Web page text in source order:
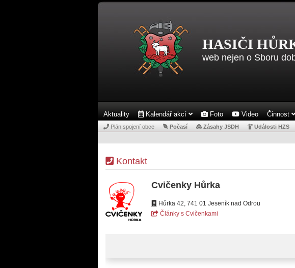
HASIČI
web nejen o Sboru
Aktuality Kalendář akcí Foto Video Činnost
Plán spojení obce Počasí Zásahy JSDH Události HZS
Kontakt
Cvičenky Hůrka
Hůrka 42, 741 01 Jeseník nad Odrou
Články s Cvičenkami